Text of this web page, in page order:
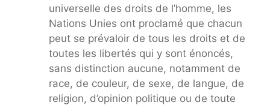
universelle des droits de l’homme, les
Nations Unies ont proclamé que chacun
peut se prévaloir de tous les droits et de
toutes les libertés qui y sont énoncés,
sans distinction aucune, notamment de
race, de couleur, de sexe, de langue, de
religion, d’opinion politique ou de toute